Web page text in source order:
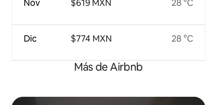
Nov
Dic
$619 MXN
$774 MXN
28 °C
28 °C
Más de Airbnb